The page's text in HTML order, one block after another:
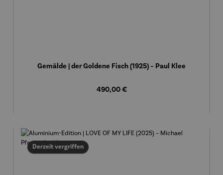
Gemälde | der Goldene Fisch (1925) – Paul Klee
Regulärer Preis:
490,00 €
Derzeit vergriffen